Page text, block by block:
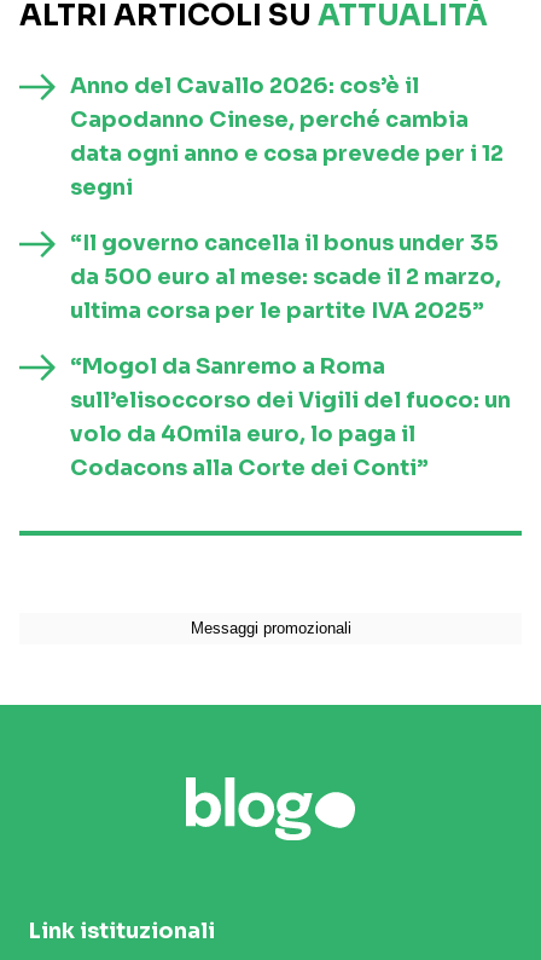
ALTRI ARTICOLI SU ATTUALITÀ
Anno del Cavallo 2026: cos’è il
Capodanno Cinese, perché cambia
data ogni anno e cosa prevede per i 12
segni
“Il governo cancella il bonus under 35
da 500 euro al mese: scade il 2 marzo,
ultima corsa per le partite IVA 2025”
“Mogol da Sanremo a Roma
sull’elisoccorso dei Vigili del fuoco: un
volo da 40mila euro, lo paga il
Codacons alla Corte dei Conti”
Link istituzionali